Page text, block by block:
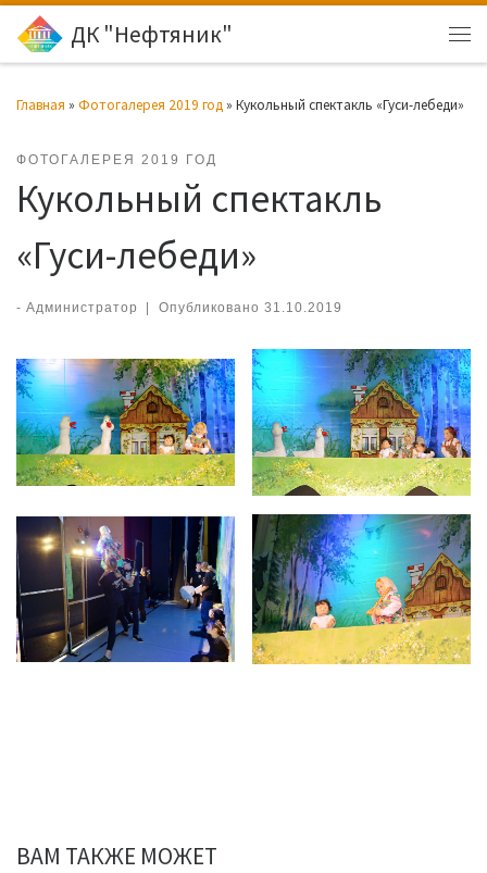
Перейти к содержимому
ДК "Нефтяник"
Главная » Фотогалерея 2019 год » Кукольный спектакль «Гуси-лебеди»
ФОТОГАЛЕРЕЯ 2019 ГОД
Кукольный спектакль
«Гуси-лебеди»
- Администратор Опубликовано 31.10.2019
ВАМ ТАКЖЕ МОЖЕТ